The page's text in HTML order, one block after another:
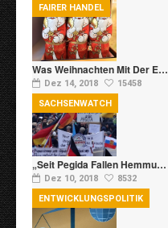
Was Weihnachten Mit Der E…
Dez 14, 2018 15458
FAIRER HANDEL
„Seit Pegida Fallen Hemmu…
Dez 10, 2018 8532
SACHSENWATCH
ENTWICKLUNGSPOLITIK